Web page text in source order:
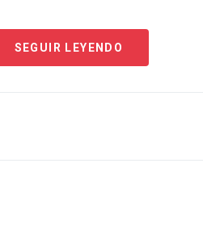
y una GUERRA CIVIL ,
SEGUIR LEYENDO